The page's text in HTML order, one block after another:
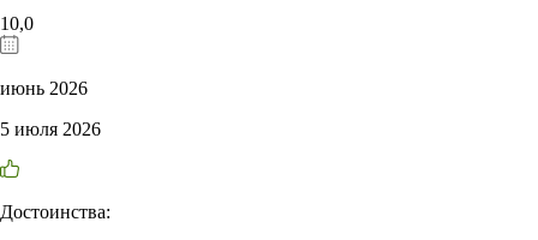
10,0
июнь 2026
5 июля 2026
Достоинства: